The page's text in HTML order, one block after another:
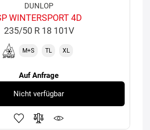
DUNLOP
WINTERSPORT 4D
235/50 R 18 101V
M+S TL XL
Auf Anfrage
Nicht verfügbar